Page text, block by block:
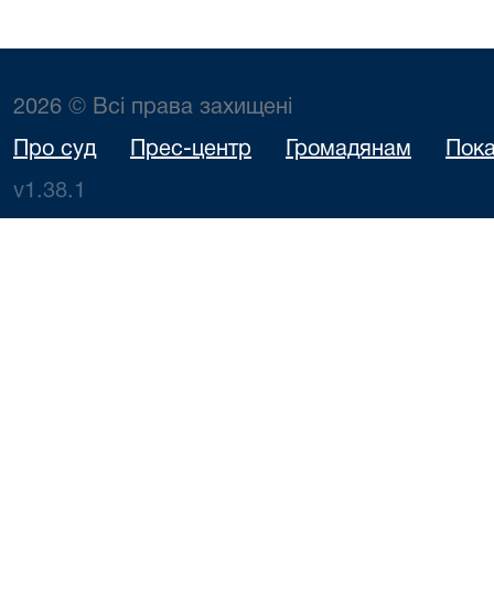
2026 © Всі права захищені
Про суд Прес-центр Громадянам
v1.38.1